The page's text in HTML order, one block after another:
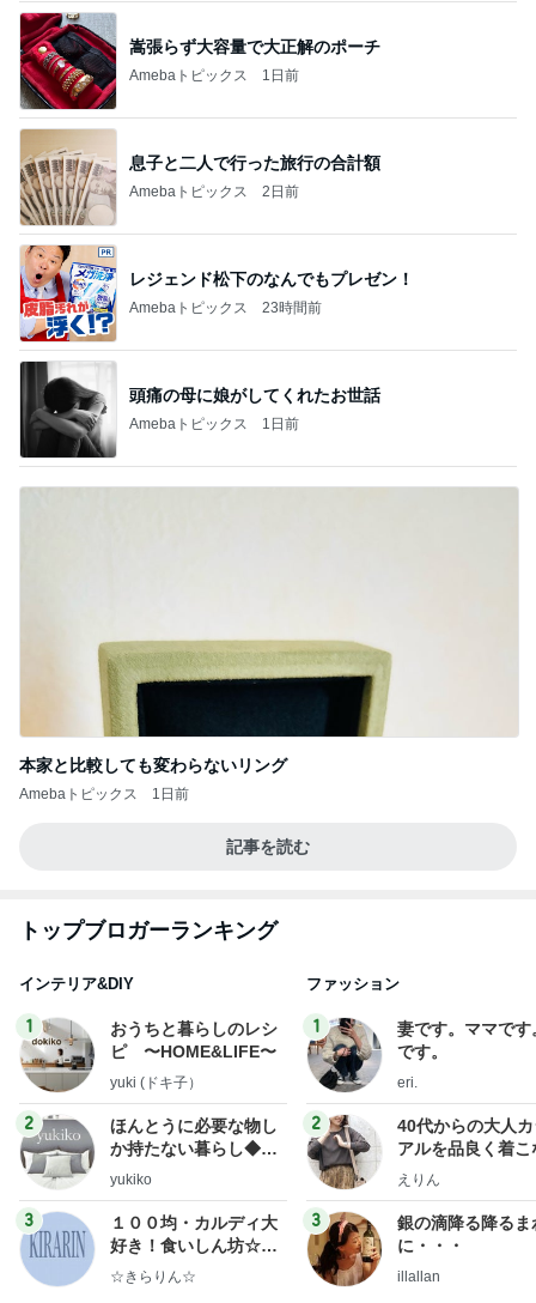
嵩張らず大容量で大正解のポーチ
Amebaトピックス 1日前
息子と二人で行った旅行の合計額
Amebaトピックス 2日前
レジェンド松下のなんでもプレゼン！
Amebaトピックス 23時間前
頭痛の母に娘がしてくれたお世話
Amebaトピックス 1日前
本家と比較しても変わらないリング
Amebaトピックス 1日前
記事を読む
トップブロガーランキング
インテリア&DIY
1
おうちと暮らしのレシ
ピ 〜HOME&LIFE〜
yuki (ドキ子）
2
ほんとうに必要な物し
か持たない暮らし◆Ke
ep Life Simple◆〜イ
yukiko
3
１００均・カルディ大
好き！食いしん坊☆き
らりん☆のブログ
☆きらりん☆
ファッション
1
妻です。ママです
です。
eri.
2
40代からの大人
アルを品良く着こ
ファッションブロ
えりん
3
銀の滴降る降るま
に・・・
illallan